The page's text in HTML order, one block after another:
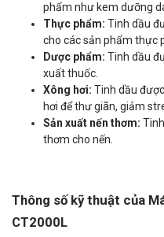
phẩm như kem dưỡng
Thực phẩm: Tinh dầu
cho các sản phẩm thực
Dược phẩm: Tinh dầu
xuất thuốc.
Xông hơi: Tinh dầu
hơi để thư giãn, giảm
Sản xuất nến thơm:
thơm cho nến.
Thông số kỹ thuật của
CT2000L